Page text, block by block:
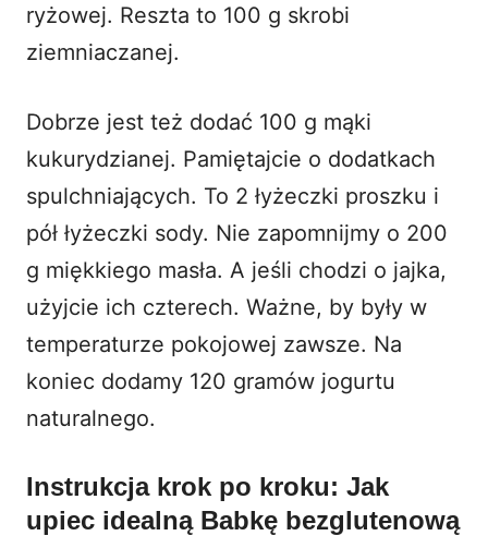
ryżowej. Reszta to 100 g skrobi
ziemniaczanej.
Dobrze jest też dodać 100 g mąki
kukurydzianej. Pamiętajcie o dodatkach
spulchniających. To 2 łyżeczki proszku i
pół łyżeczki sody. Nie zapomnijmy o 200
g miękkiego masła. A jeśli chodzi o jajka,
użyjcie ich czterech. Ważne, by były w
temperaturze pokojowej zawsze. Na
koniec dodamy 120 gramów jogurtu
naturalnego.
Instrukcja krok po kroku: Jak
upiec idealną Babkę bezglutenową